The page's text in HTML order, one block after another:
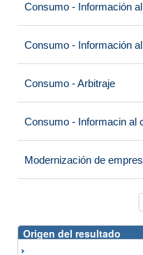
Consumo - Información
Consumo - Información
Consumo - Arbitraje
Consumo - Informacin al
Modernización de
Origen del resultado